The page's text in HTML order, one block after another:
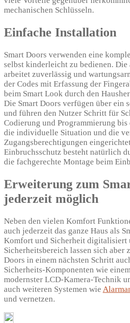
mechanischen Schlüsseln.
Einfache Installation
Smart Doors verwenden eine
selbst kinderleicht zu bedienen.
arbeitet zuverlässig und
der Codes mit Erfassung der
beim Smart Look durch den
Die Smart Doors verfügen über ein
und führen den Nutzer Schritt für
Codierung und Programmierung bis
die individuelle Situation und die
Zugangsberechtigungen
Einbruchsschutz besteht natürlich
die fachgerechte Montage beim
Erweiterung zum
jederzeit möglich
Neben den vielen Komfort
auch jederzeit das ganze Haus als
Komfort und Sicherheit digitalisiert
Sicherheitsbereich lassen sich aber
Doors in einem nächsten Schritt
Sicherheits-Komponenten wie
modernster LCD-Kamera-Technik
auch weiteren Systemen wie
und vernetzen.